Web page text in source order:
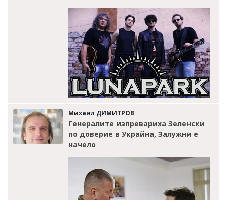
Михаил ДИМИТРОВ
Генералите изпревариха Зеленски
по доверие в Украйна, Залужни е
начело